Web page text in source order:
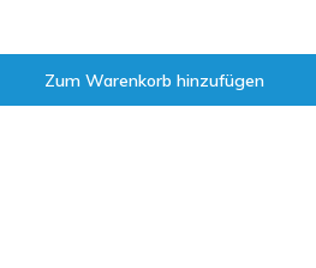
Zum Warenkorb hinzufügen